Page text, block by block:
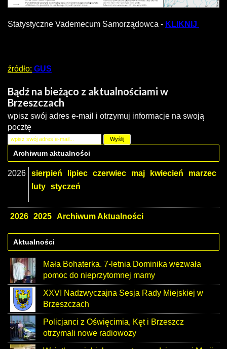
Statystyczne Vademecum Samorządowca - KLIKNIJ
źródło: GUS
Bądź na bieżąco z aktualnościami w
Brzeszczach
wpisz swój adres e-mail i otrzymuj informacje na swoją
pocztę
Archiwum aktualności
2026 sierpień lipiec czerwiec maj kwiecień
marzec
luty styczeń
2026 2025 Archiwum Aktualności
Aktualności
Mała Bohaterka. 7-letnia Dominika wezwała
pomoc do nieprzytomnej mamy
XXVI Nadzwyczajna Sesja Rady Miejskiej w
Brzeszczach
Policjanci z Oświęcimia, Kęt i Brzeszcz
otrzymali nowe radiowozy